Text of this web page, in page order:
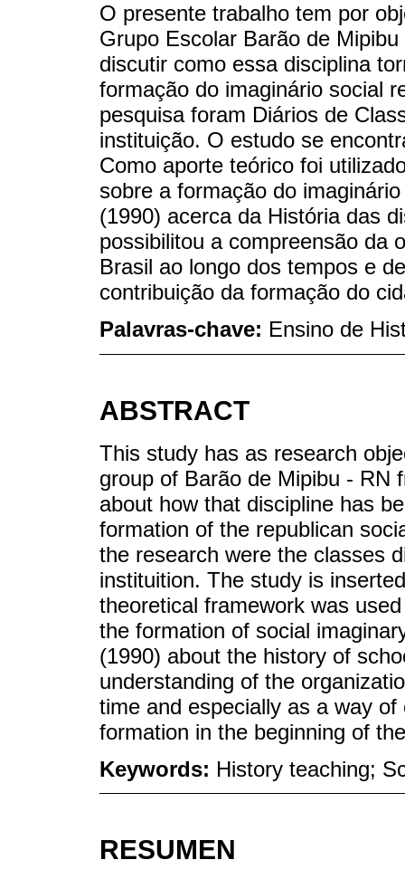
O presente trabalho tem por
Grupo Escolar Barão de
discutir como essa disciplina
formação do imaginário social
pesquisa foram Diários de
instituição. O estudo se
Como aporte teórico foi
sobre a formação do
(1990) acerca da História das
possibilitou a compreensão da
Brasil ao longo dos tempos e
contribuição da formação do
Palavras-chave: Ensino de
ABSTRACT
This study has as research
group of Barão de Mipibu - RN
about how that discipline has
formation of the republican
the research were the classes
instituition. The study is
theoretical framework was
the formation of social
(1990) about the history of
understanding of the
time and especially as a way
formation in the beginning of
Keywords: History teaching;
RESUMEN